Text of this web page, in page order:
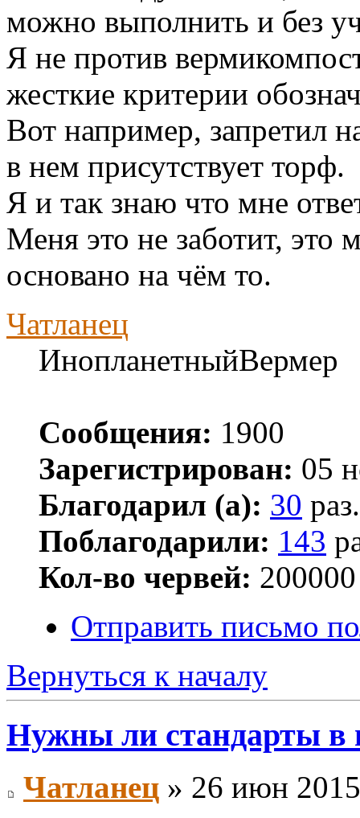
можно выполнить и без
Я не против
жесткие критерии
Вот например, запретил
в нем присутствует торф.
Я и так знаю что мне
Меня это не заботит, это
основано на чём то.
Чатланец
ИнопланетныйВермер
Сообщения: 1900
Зарегистрирован: 05
Благодарил (а): 30 раз.
Поблагодарили: 143
Кол-во червей: 200000
Отправить письмо
Вернуться к началу
Нужны ли стандарты в
Чатланец » 26 июн